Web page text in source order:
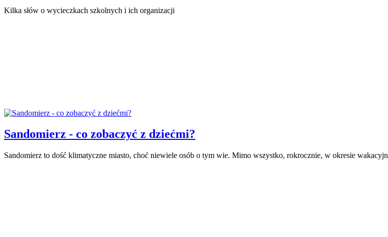
Kilka słów o wycieczkach szkolnych i ich organizacji
Sandomierz - co zobaczyć z dziećmi?
Sandomierz to dość klimatyczne miasto, choć niewiele osób o tym wie. Mimo wszystko, rokrocznie, w okresie